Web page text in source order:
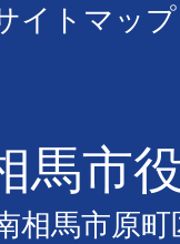
イトマップ
馬市
馬市原町